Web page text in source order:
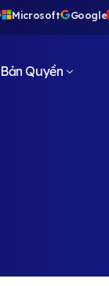
Microsoft Google
Bản Quyền